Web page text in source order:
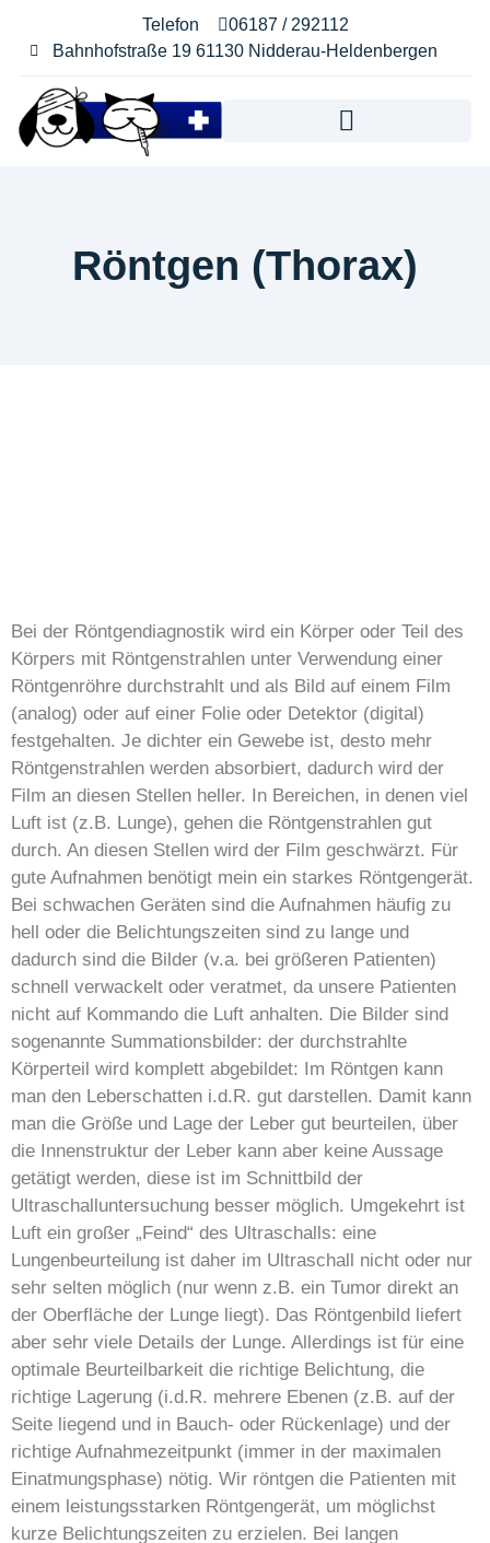
Telefon
06187 / 292112
Bahnhofstraße 19 61130 Nidderau-Heldenbergen​
Röntgen (Thorax)
Bei der Röntgendiagnostik wird ein Körper oder Teil des
Körpers mit Röntgenstrahlen unter Verwendung einer
Röntgenröhre durchstrahlt und als Bild auf einem Film
(analog) oder auf einer Folie oder Detektor (digital)
festgehalten. Je dichter ein Gewebe ist, desto mehr
Röntgenstrahlen werden absorbiert, dadurch wird der
Film an diesen Stellen heller. In Bereichen, in denen viel
Luft ist (z.B. Lunge), gehen die Röntgenstrahlen gut
durch. An diesen Stellen wird der Film geschwärzt. Für
gute Aufnahmen benötigt mein ein starkes Röntgengerät.
Bei schwachen Geräten sind die Aufnahmen häufig zu
hell oder die Belichtungszeiten sind zu lange und
dadurch sind die Bilder (v.a. bei größeren Patienten)
schnell verwackelt oder veratmet, da unsere Patienten
nicht auf Kommando die Luft anhalten. Die Bilder sind
sogenannte Summationsbilder: der durchstrahlte
Körperteil wird komplett abgebildet: Im Röntgen kann
man den Leberschatten i.d.R. gut darstellen. Damit kann
man die Größe und Lage der Leber gut beurteilen, über
die Innenstruktur der Leber kann aber keine Aussage
getätigt werden, diese ist im Schnittbild der
Ultraschalluntersuchung besser möglich. Umgekehrt ist
Luft ein großer „Feind“ des Ultraschalls: eine
Lungenbeurteilung ist daher im Ultraschall nicht oder nur
sehr selten möglich (nur wenn z.B. ein Tumor direkt an
der Oberfläche der Lunge liegt). Das Röntgenbild liefert
aber sehr viele Details der Lunge. Allerdings ist für eine
optimale Beurteilbarkeit die richtige Belichtung, die
richtige Lagerung (i.d.R. mehrere Ebenen (z.B. auf der
Seite liegend und in Bauch- oder Rückenlage) und der
richtige Aufnahmezeitpunkt (immer in der maximalen
Einatmungsphase) nötig. Wir röntgen die Patienten mit
einem leistungsstarken Röntgengerät, um möglichst
kurze Belichtungszeiten zu erzielen. Bei langen